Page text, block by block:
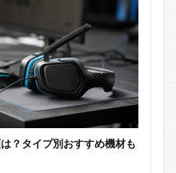
？タイプ別おすすめ機材も